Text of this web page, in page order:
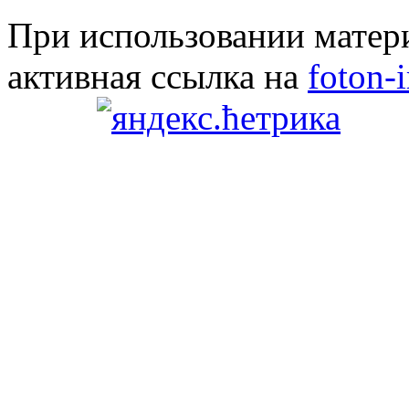
При использовании
активная ссылка на foton-